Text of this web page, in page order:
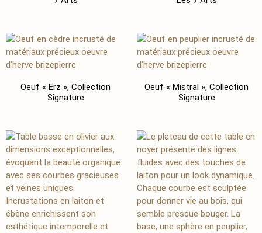
Oeuf « Erz », Collection
Signature
Oeuf « Mistral », Collection
Signature